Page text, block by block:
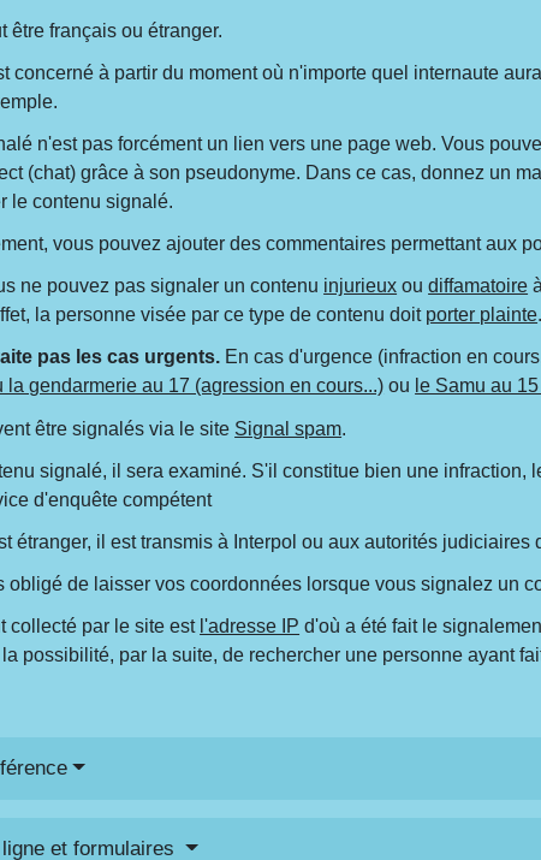
être français ou étranger.
concerné à partir du moment où n'importe quel internaute
n'est pas forcément un lien vers une page web. Vous
(chat) grâce à son pseudonyme. Dans ce cas, donnez un
le contenu signalé.
vous pouvez ajouter des commentaires permettant aux
ne pouvez pas signaler un contenu injurieux oudiffamatoire
la personne visée par ce type de contenu doit porter plainte.
pas les cas urgents. En cas d'urgence (infraction en
la gendarmerie au 17 (agression en cours...) ou le Samu au
être signalés via le site Signal spam.
signalé, il sera examiné. S'il constitue bien une
d'enquête compétent
étranger, il est transmis à Interpol ou aux autorités judiciaires
obligé de laisser vos coordonnées lorsque vous signalez un
collecté par le site est l'adresse IP d'où a été fait le
possibilité, par la suite, de rechercher une personne ayant
et formulaires